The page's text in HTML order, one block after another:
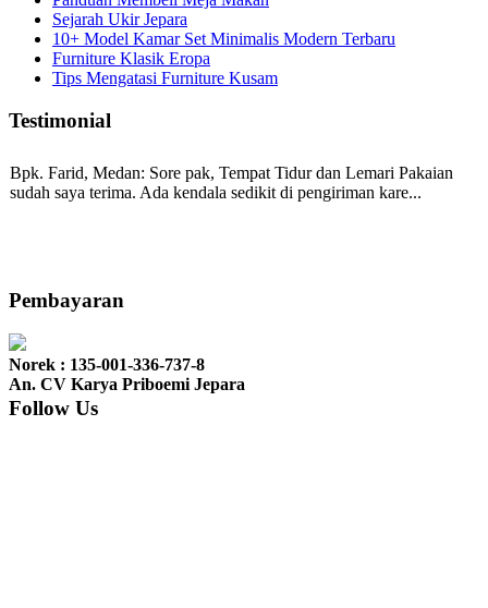
Sejarah Ukir Jepara
10+ Model Kamar Set Minimalis Modern Terbaru
Furniture Klasik Eropa
Tips Mengatasi Furniture Kusam
Testimonial
Bpk. Farid, Medan: Sore pak, Tempat Tidur dan Lemari Pakaian
sudah saya terima. Ada kendala sedikit di pengiriman kare...
bale2 dan kursi teras saya sudah saya terima dan p...
Ibu Vina, Bogor:Meja belajar cocok Pak, bagus dan kayu jati tua
seperti yang saya punya di rumah...
Pembayaran
Norek : 135-001-336-737-8
An. CV Karya Priboemi Jepara
Follow Us